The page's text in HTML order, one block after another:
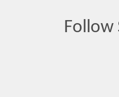
Follow